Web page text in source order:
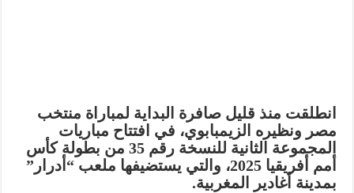
انطلقت منذ قليل صافرة البداية لمباراة منتخب
مصر ونظيره الزيمبابوي، في افتتاح مباريات
المجموعة الثانية للنسخة رقم 35 من بطولة كأس
أمم أفريقيا 2025، والتي يستضيفها ملعب “أدرار”
بمدينة أغادير المغربية.